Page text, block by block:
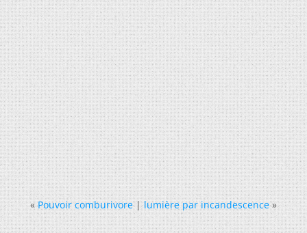
« Pouvoir comburivore|lumière par incandescence »